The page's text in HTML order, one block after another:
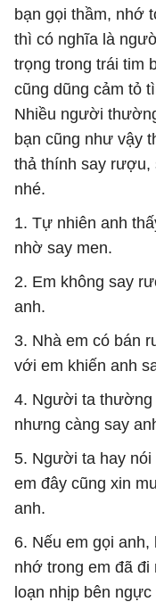
bạn gọi thầm, nhớ
thì có nghĩa là
trọng trong trái tim
cũng dũng cảm tỏ
Nhiều người
bạn cũng như vậy
thả thính say
nhé.
1. Tự nhiên anh
nhờ say men.
2. Em không say
anh.
3. Nhà em có bán
với em khiến anh
4. Người ta thường
nhưng càng say
5. Người ta hay
em đây cũng xin
anh.
6. Nếu em gọi
nhớ trong em đã đi
loạn nhịp bên